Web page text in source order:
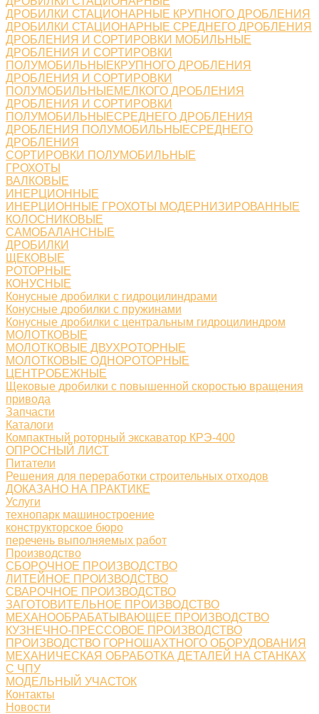
ДРОБИЛКИ СТАЦИОНАРНЫЕ КРУПНОГО ДРОБЛЕНИЯ
ДРОБИЛКИ СТАЦИОНАРНЫЕ СРЕДНЕГО ДРОБЛЕНИЯ
ДРОБЛЕНИЯ И СОРТИРОВКИ МОБИЛЬНЫЕ
ДРОБЛЕНИЯ И СОРТИРОВКИ
ПОЛУМОБИЛЬНЫЕКРУПНОГО ДРОБЛЕНИЯ
ДРОБЛЕНИЯ И СОРТИРОВКИ
ПОЛУМОБИЛЬНЫЕМЕЛКОГО ДРОБЛЕНИЯ
ДРОБЛЕНИЯ И СОРТИРОВКИ
ПОЛУМОБИЛЬНЫЕСРЕДНЕГО ДРОБЛЕНИЯ
ДРОБЛЕНИЯ ПОЛУМОБИЛЬНЫЕСРЕДНЕГО
ДРОБЛЕНИЯ
СОРТИРОВКИ ПОЛУМОБИЛЬНЫЕ
ГРОХОТЫ
ВАЛКОВЫЕ
ИНЕРЦИОННЫЕ
ИНЕРЦИОННЫЕ ГРОХОТЫ МОДЕРНИЗИРОВАННЫЕ
КОЛОСНИКОВЫЕ
САМОБАЛАНСНЫЕ
ДРОБИЛКИ
ЩЕКОВЫЕ
РОТОРНЫЕ
КОНУСНЫЕ
Конусные дробилки с гидроцилиндрами
Конусные дробилки с пружинами
Конусные дробилки с центральным гидроцилиндром
МОЛОТКОВЫЕ
МОЛОТКОВЫЕ ДВУХРОТОРНЫЕ
МОЛОТКОВЫЕ ОДНОРОТОРНЫЕ
ЦЕНТРОБЕЖНЫЕ
Щековые дробилки с повышенной скоростью вращения
привода
Запчасти
Каталоги
Компактный роторный экскаватор КРЭ-400
ОПРОСНЫЙ ЛИСТ
Питатели
Решения для переработки строительных отходов
ДОКАЗАНО НА ПРАКТИКЕ
Услуги
технопарк машиностроение
конструкторское бюро
перечень выполняемых работ
Производство
СБОРОЧНОЕ ПРОИЗВОДСТВО
ЛИТЕЙНОЕ ПРОИЗВОДСТВО
СВАРОЧНОЕ ПРОИЗВОДСТВО
ЗАГОТОВИТЕЛЬНОЕ ПРОИЗВОДСТВО
МЕХАНООБРАБАТЫВАЮЩЕЕ ПРОИЗВОДСТВО
КУЗНЕЧНО-ПРЕССОВОЕ ПРОИЗВОДСТВО
ПРОИЗВОДСТВО ГОРНОШАХТНОГО ОБОРУДОВАНИЯ
МЕХАНИЧЕСКАЯ ОБРАБОТКА ДЕТАЛЕЙ НА СТАНКАХ
С ЧПУ
МОДЕЛЬНЫЙ УЧАСТОК
Контакты
Новости